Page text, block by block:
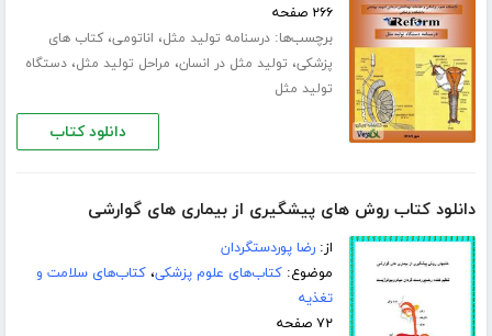
۲۶۶ صفحه
برچسب‌ها:درسنامه تولید مثل، اناتومی،کتاب های
پزشکی، تولید مثل در انسان، مراحل تولید مثل،دستگاه
تولید مثل
دانلود کتاب
دانلود کتاب روش های پیشگیری از بیماری های گوارشی
از:رضا پوردستگردان
موضوع:کتاب‌های علوم پزشکی،کتاب‌های سلامت و
تغذیه
۷۲ صفحه